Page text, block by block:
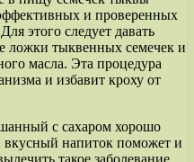
и проверенных
этого следует давать
ложки тыквенных семечек и
масла. Эта процедура
и избавит кроху от
с сахаром хорошо
вкусный напиток поможет и
такое заболевание.